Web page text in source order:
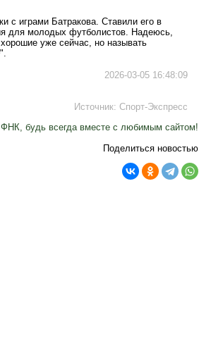
с играми Батракова. Ставили его в
для молодых футболистов. Надеюсь,
уже сейчас, но называть
2026-03-05 16:48:09
Источник: Спорт-Экспресс
будь всегда вместе с любимым сайтом!
Поделиться новостью